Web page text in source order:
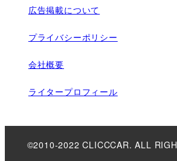
広告掲載について
プライバシーポリシー
会社概要
ライタープロフィール
©2010-2022 CLICCCAR. ALL